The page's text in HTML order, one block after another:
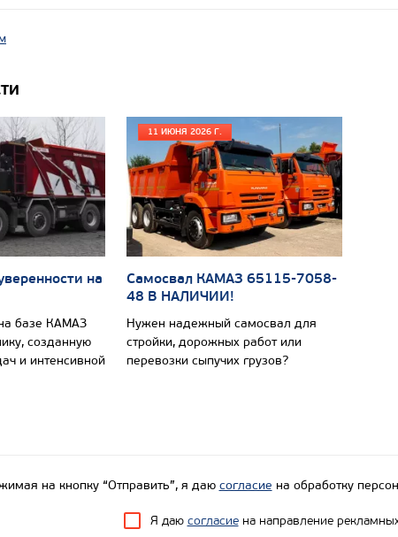
на
базе КАМАЗ
созданную
и интенсивной
11 ИЮНЯ 2026 Г.
Самосвал КАМАЗ 65115-7058-
48 В НАЛИЧИИ!
Нужен надежный самосвал для
стройки, дорожных работ или
перевозки сыпучих грузов?
на кнопку “Отправить”, я даю согласие на обработку
Я даю согласиена направление